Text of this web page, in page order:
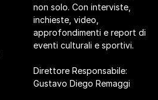
non solo. Con interviste,
inchieste, video,
approfondimenti e report di
eventi culturali e sportivi.
Direttore Responsabile:
Gustavo Diego Remaggi